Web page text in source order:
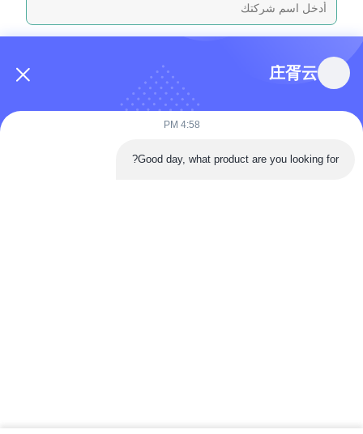
庄胥云
4:58 PM
Good day, what product are you looking for?